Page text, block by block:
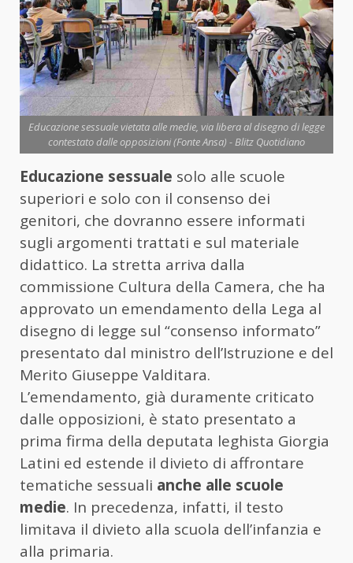
Educazione sessuale vietata alle medie, via libera al disegno di legge
contestato dalle opposizioni (Fonte Ansa) - Blitz Quotidiano
Educazione sessuale solo alle scuole
superiori e solo con il consenso dei
genitori, che dovranno essere informati
sugli argomenti trattati e sul materiale
didattico. La stretta arriva dalla
commissione Cultura della Camera, che ha
approvato un emendamento della Lega al
disegno di legge sul “consenso informato”
presentato dal ministro dell’Istruzione e del
Merito Giuseppe Valditara.
L’emendamento, già duramente criticato
dalle opposizioni, è stato presentato a
prima firma della deputata leghista Giorgia
Latini ed estende il divieto di affrontare
tematiche sessuali anche alle scuole
medie. In precedenza, infatti, il testo
limitava il divieto alla scuola dell’infanzia e
alla primaria.